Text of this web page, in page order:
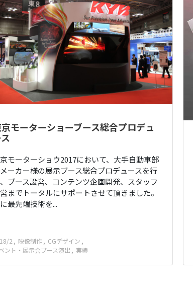
モーターショーブース総合プロデュ
モーターショウ2017において、大手自動車部
ーカー様の展示ブース総合プロデュースを行
ブース設営、コンテンツ企画開発、スタッフ
までトータルにサポートさせて頂きました。
最先端技術を...
2 映像制作
CGデザイン
ント・展示会ブース演出
実績